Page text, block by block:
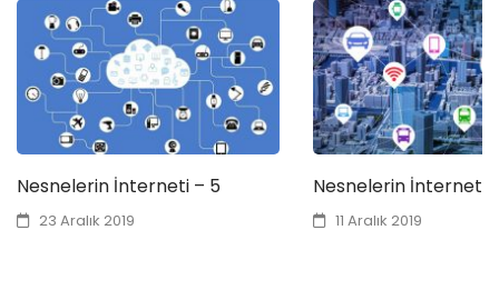
Nesnelerin İnterneti – 5
23 Aralık 2019
Nesnelerin İnterneti
11 Aralık 2019